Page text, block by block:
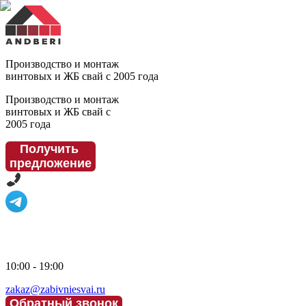
Производство и монтаж
винтовых и ЖБ свай с 2005 года
Производство и монтаж
винтовых и ЖБ свай с
2005 года
Получить
предложение
10:00 - 19:00
zakaz@zabivniesvai.ru
Обратный звонок